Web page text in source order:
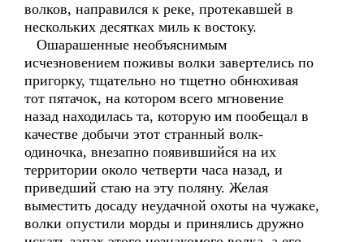
волков, направился к реке, протекавшей в
нескольких десятках миль к востоку.
Ошарашенные необъяснимым
исчезновением поживы волки завертелись по
пригорку, тщательно но тщетно обнюхивая
тот пятачок, на котором всего мгновение
назад находилась та, которую им пообещал в
качестве добычи этот странный волк-
одиночка, внезапно появившийся на их
территории около четверти часа назад, и
приведший стаю на эту поляну. Желая
выместить досаду неудачной охоты на чужаке,
волки опустили морды и принялись дружно